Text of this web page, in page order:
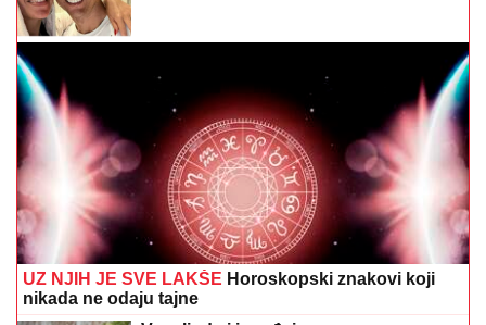
UZ NJIH JE SVE LAKŠE Horoskopski znakovi koji
nikada ne odaju tajne